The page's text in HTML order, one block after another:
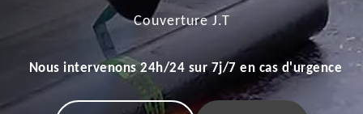
Couverture J.T
Nous intervenons 24h/24 sur 7j/7 en cas d'urgence